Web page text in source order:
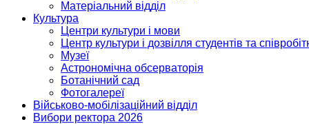
Матеріальний відділ
Культура
Центри культури і мови
Центр культури і дозвілля студентів та
Музеї
Астрономічна обсерваторія
Ботанічний сад
Фотогалереї
Військово-мобілізаційний відділ
Вибори ректора 2026